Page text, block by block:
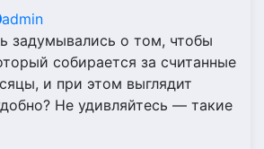
admin
задумывались о том, чтобы
собирается за считанные
и при этом выглядит
Не удивляйтесь — такие